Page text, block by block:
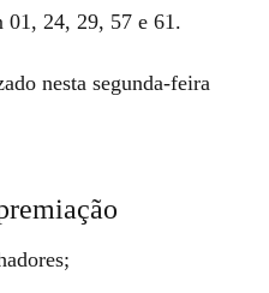
01, 24, 29, 57 e 61.
nesta segunda-feira